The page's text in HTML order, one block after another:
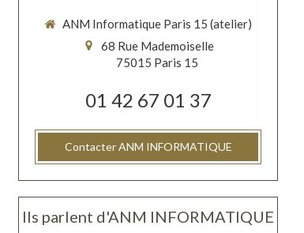
ANM Informatique Paris 15 (atelier)
68 Rue Mademoiselle
75015 Paris 15
01 42 67 01 37
Contacter ANM INFORMATIQUE
Ils parlent d'ANM INFORMATIQUE